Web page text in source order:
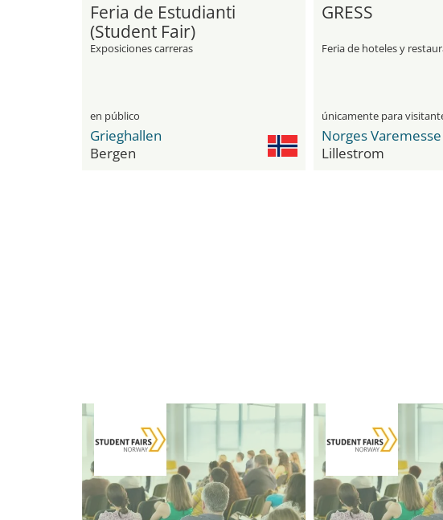
Feria de Estudianti
(Student Fair)
Exposiciones carreras
en público
Grieghallen
Bergen
GRESS
Feria de hoteles y
Lillestrom